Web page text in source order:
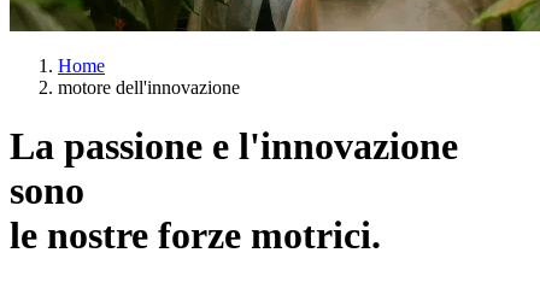
Home
motore dell'innovazione
La passione e l'innovazione
sono
le nostre forze motrici.